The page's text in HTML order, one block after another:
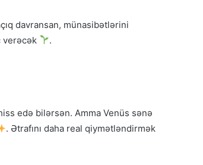
davransan, münasibətlərini
verəcək .
edə bilərsən. Amma Venüs sənə
. Ətrafını daha real qiymətləndirmək